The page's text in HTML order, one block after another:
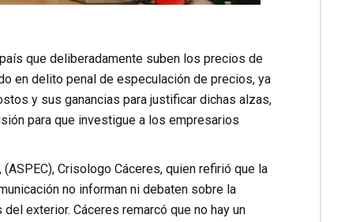
que deliberadamente suben los precios de
en delito penal de especulación de precios, ya
y sus ganancias para justificar dichas alzas,
para que investigue a los empresarios
Crisologo Cáceres, quien refirió que la
no informan ni debaten sobre la
exterior. Cáceres remarcó que no hay un